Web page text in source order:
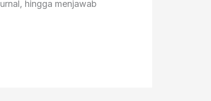
hingga menjawab